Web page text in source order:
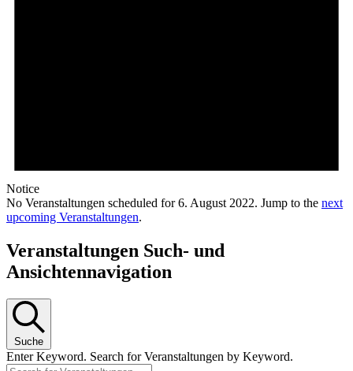
Notice
No Veranstaltungen scheduled for 6. August 2022. Jump to the next
upcoming Veranstaltungen.
Veranstaltungen Such- und
Ansichtennavigation
Suche
Enter Keyword. Search for Veranstaltungen by Keyword.